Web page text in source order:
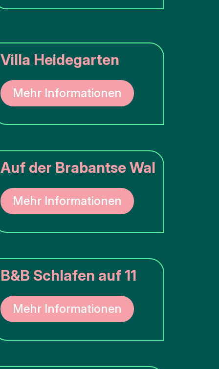
Villa Heidegarten
Mehr Informationen
Auf der Brabantse Wal
Mehr Informationen
B&B Schlafen auf 11
Mehr Informationen